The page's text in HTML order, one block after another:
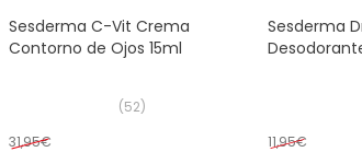
Sesderma C-Vit Crema
Contorno de Ojos 15ml
(52)
31,95€
Sesderma
11,95€